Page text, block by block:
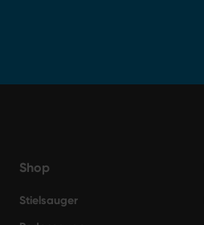
Shop
Stielsauger